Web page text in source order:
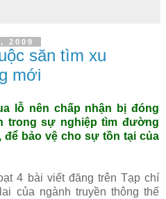
2009
săn tìm xu
mới
lỗ nên chấp nhận bị đóng
trong sự nghiệp tìm đường
để bảo vệ cho sự tồn tại của
4 bài viết đăng trên Tạp chí
của ngành truyền thông thế